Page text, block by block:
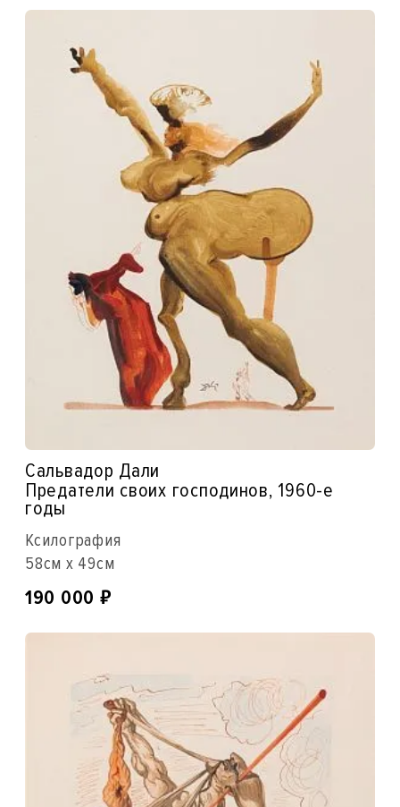
Сальвадор Дали
Предатели своих господинов, 1960-е
годы
Ксилография
58см x 49см
190 000 ₽